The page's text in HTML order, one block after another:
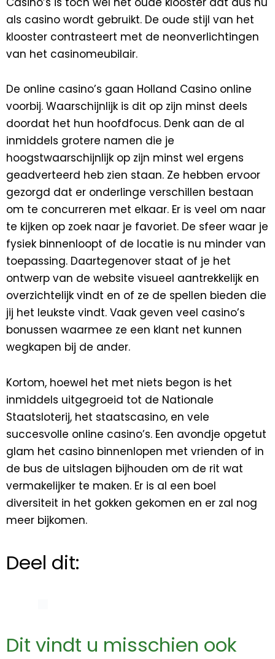
als casino wordt gebruikt. De oude stijl van het
klooster contrasteert met de neonverlichtingen
van het casinomeubilair.
De online casino’s gaan Holland Casino online
voorbij. Waarschijnlijk is dit op zijn minst deels
doordat het hun hoofdfocus. Denk aan de al
inmiddels grotere namen die je
hoogstwaarschijnlijk op zijn minst wel ergens
geadverteerd heb zien staan. Ze hebben ervoor
gezorgd dat er onderlinge verschillen bestaan
om te concurreren met elkaar. Er is veel om naar
te kijken op zoek naar je favoriet. De sfeer waar je
fysiek binnenloopt of de locatie is nu minder van
toepassing. Daartegenover staat of je het
ontwerp van de website visueel aantrekkelijk en
overzichtelijk vindt en of ze de spellen bieden die
jij het leukste vindt. Vaak geven veel casino’s
bonussen waarmee ze een klant net kunnen
wegkapen bij de ander.
Kortom, hoewel het met niets begon is het
inmiddels uitgegroeid tot de Nationale
Staatsloterij, het staatscasino, en vele
succesvolle online casino’s. Een avondje opgetut
glam het casino binnenlopen met vrienden of in
de bus de uitslagen bijhouden om de rit wat
vermakelijker te maken. Er is al een boel
diversiteit in het gokken gekomen en er zal nog
meer bijkomen.
Deel dit:
Dit vindt u misschien ook